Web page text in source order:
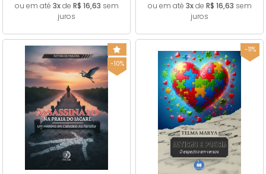
ou em até 3xde R$ 16,63 sem
juros
ou em até 3xde R$ 16,63 sem
juros
-10%
-11%